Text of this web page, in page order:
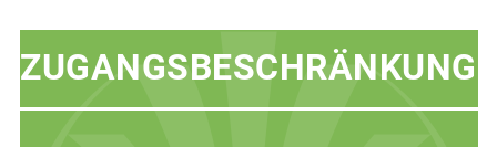
ZUGANGSBESCHRÄNKUNG